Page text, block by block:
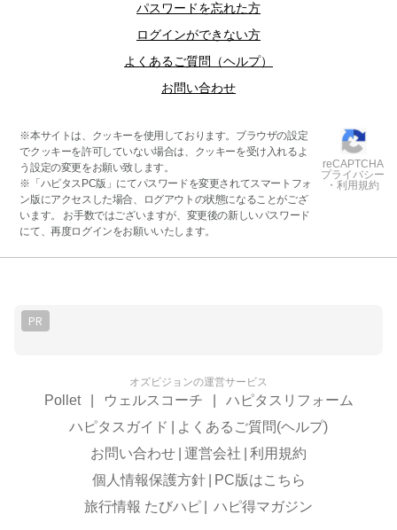
パスワードを忘れた方
ログインができない方
よくあるご質問（ヘルプ）
お問い合わせ
※本サイトは、クッキーを使用しております。ブラウザの設定
でクッキーを許可していない場合は、クッキーを受け入れるよ
う設定の変更をお願い致します。
※「ハピタスPC版」にてパスワードを変更されてスマートフォ
ン版にアクセスした場合、ログアウトの状態になることがござ
います。 お手数ではございますが、変更後の新しいパスワード
にて、再度ログインをお願いいたします。
reCAPTCHA
プライバシー
・利用規約
PR
オズビジョンの運営サービス
Pollet ウェルスコーチ
ハピタスリフォーム
ハピタスガイド
よくあるご質問(ヘルプ)
お問い合わせ 運営会社
利用規約
個人情報保護方針
PC版はこちら
旅行情報 たびハピ
ハピ得マガジン